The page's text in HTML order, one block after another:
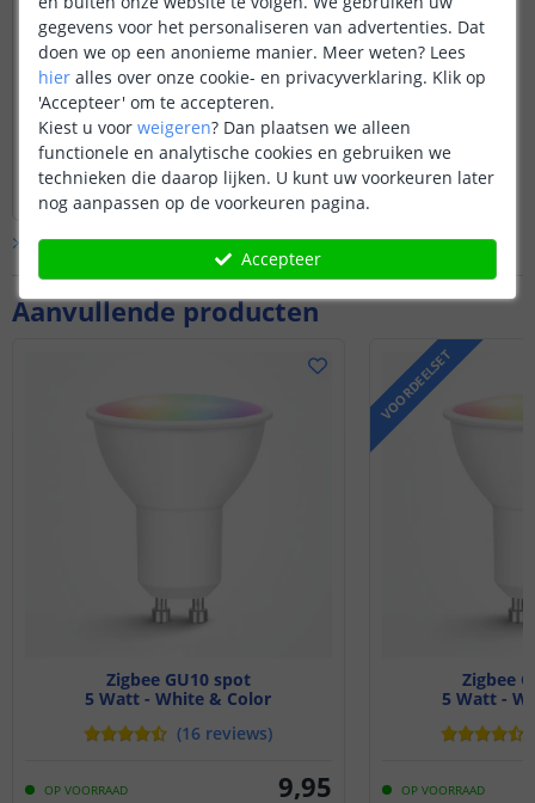
Aanvullende producten
Zigbee GU10 spot
5 Watt - White & Color
(16 reviews)
OP VOORRAAD 9,95
VOORDEELSET
Zigbee
5 Watt -
OP VOORRAAD
29,95
24,75 excl. BTW
Door Ch. op vrijdag 16 april 2021
Om de lamp te koppelen heeft u ook
een Hue Bridge nodig. Vervolgens kunt
u de lamp 5x op en van de stroom
halen waarna de lamp als 'nieuw' wordt
herkend in de app.
uitgebreide functies die de Hue-app
biedt met dit product. Basisfuncties
zoals aan- en uitzetten, dimmen,
kleurbediening etc werken wel.
Bekijk hele antwoord
vrijdag 16 april 2021
Bekijk alle Vraag & antwoord
gegevens voor het personaliseren van advertenties. Dat
doen we op een anonieme manier. Meer weten? Lees
hier alles over onze cookie- en privacyverklaring. Klik op
'Accepteer' om te accepteren.
Kiest u voor weigeren? Dan plaatsen we alleen
functionele en analytische cookies en gebruiken we
technieken die daarop lijken. U kunt uw voorkeuren later
nog aanpassen op de voorkeuren pagina.
Accepteer